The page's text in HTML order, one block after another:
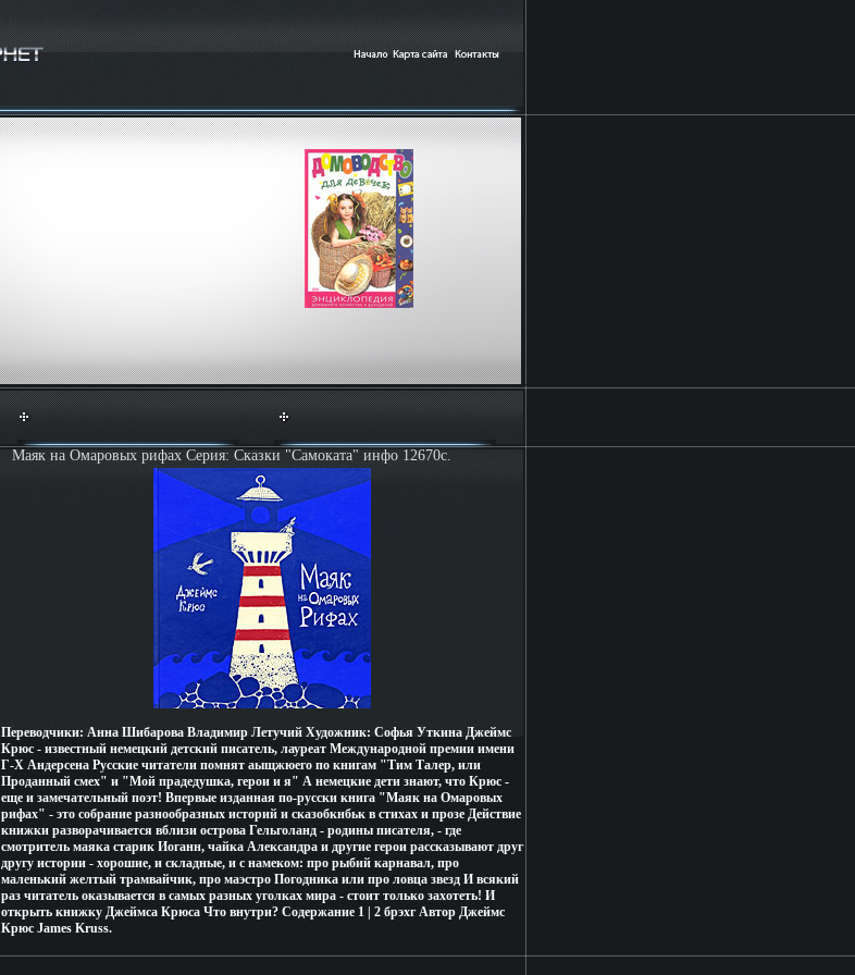
Маяк на Омаровых рифах Серия: Сказки "Самоката" инфо 12670c.
Переводчики: Анна Шибарова Владимир Летучий Художник: Софья Уткина Джеймс
Крюс - известный немецкий детский писатель, лауреат Международной премии имени
Г-Х Андерсена Русские читатели помнят аыщжюего по книгам "Тим Талер, или
Проданный смех" и "Мой прадедушка, герои и я" А немецкие дети знают, что Крюс -
еще и замечательный поэт! Впервые изданная по-русски книга "Маяк на Омаровых
рифах" - это собрание разнообразных историй и сказобкнбьк в стихах и прозе Действие
книжки разворачивается вблизи острова Гельголанд - родины писателя, - где
смотритель маяка старик Иоганн, чайка Александра и другие герои рассказывают друг
другу истории - хорошие, и складные, и с намеком: про рыбий карнавал, про
маленький желтый трамвайчик, про маэстро Погодника или про ловца звезд И всякий
раз читатель оказывается в самых разных уголках мира - стоит только захотеть! И
открыть книжку Джеймса Крюса Что внутри? Содержание 1 | 2 брэхг Автор Джеймс
Крюс James Kruss.